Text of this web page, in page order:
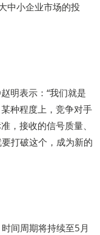
中小企业市场的投
明表示：“我们就是
种程度上，竞争对手
，接收的信号质量、
打破这个，成为新的
间周期将持续至5月